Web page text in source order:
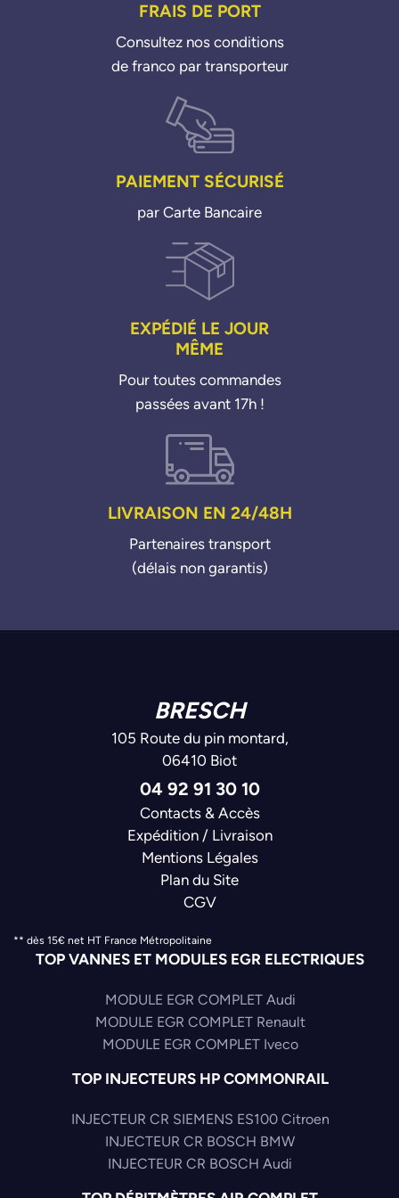
651070280180
6510702901
651070330180
A6460740484
A6510700101
A6510700900
A651070120180
A6510701601
A651070160180
A6510701901
A6510702001
A651070200180
A651070220180
A651070260180
A6510702701
A651070270180
A651070280180
A6510702901
A6510703301
A651070330180
A6510740084
16700HG00A
OPEL
25184341
25187791
4819268
4819468
SSANGYONG
A6730700001
FRAIS DE PORT
Consultez nos conditions
de franco par transporteur
PAIEMENT SÉCURISÉ
par Carte Bancaire
EXPÉDIÉ LE JOUR
MÊME
Pour toutes commandes
passées avant 17h !
LIVRAISON EN 24/48H
Partenaires transport
(délais non garantis)
BRESCH
105 Route du pin montard,
06410 Biot
04 92 91 30 10
Contacts & Accès
Expédition / Livraison
Mentions Légales
Plan du Site
CGV
** dès 15€ net HT France Métropolitaine
TOP VANNES ET MODULES EGR ELECTRIQUES
MODULE EGR COMPLET Audi
MODULE EGR COMPLET Renault
MODULE EGR COMPLET Iveco
TOP INJECTEURS HP COMMONRAIL
INJECTEUR CR SIEMENS ES100 Citroen
INJECTEUR CR BOSCH BMW
INJECTEUR CR BOSCH Audi